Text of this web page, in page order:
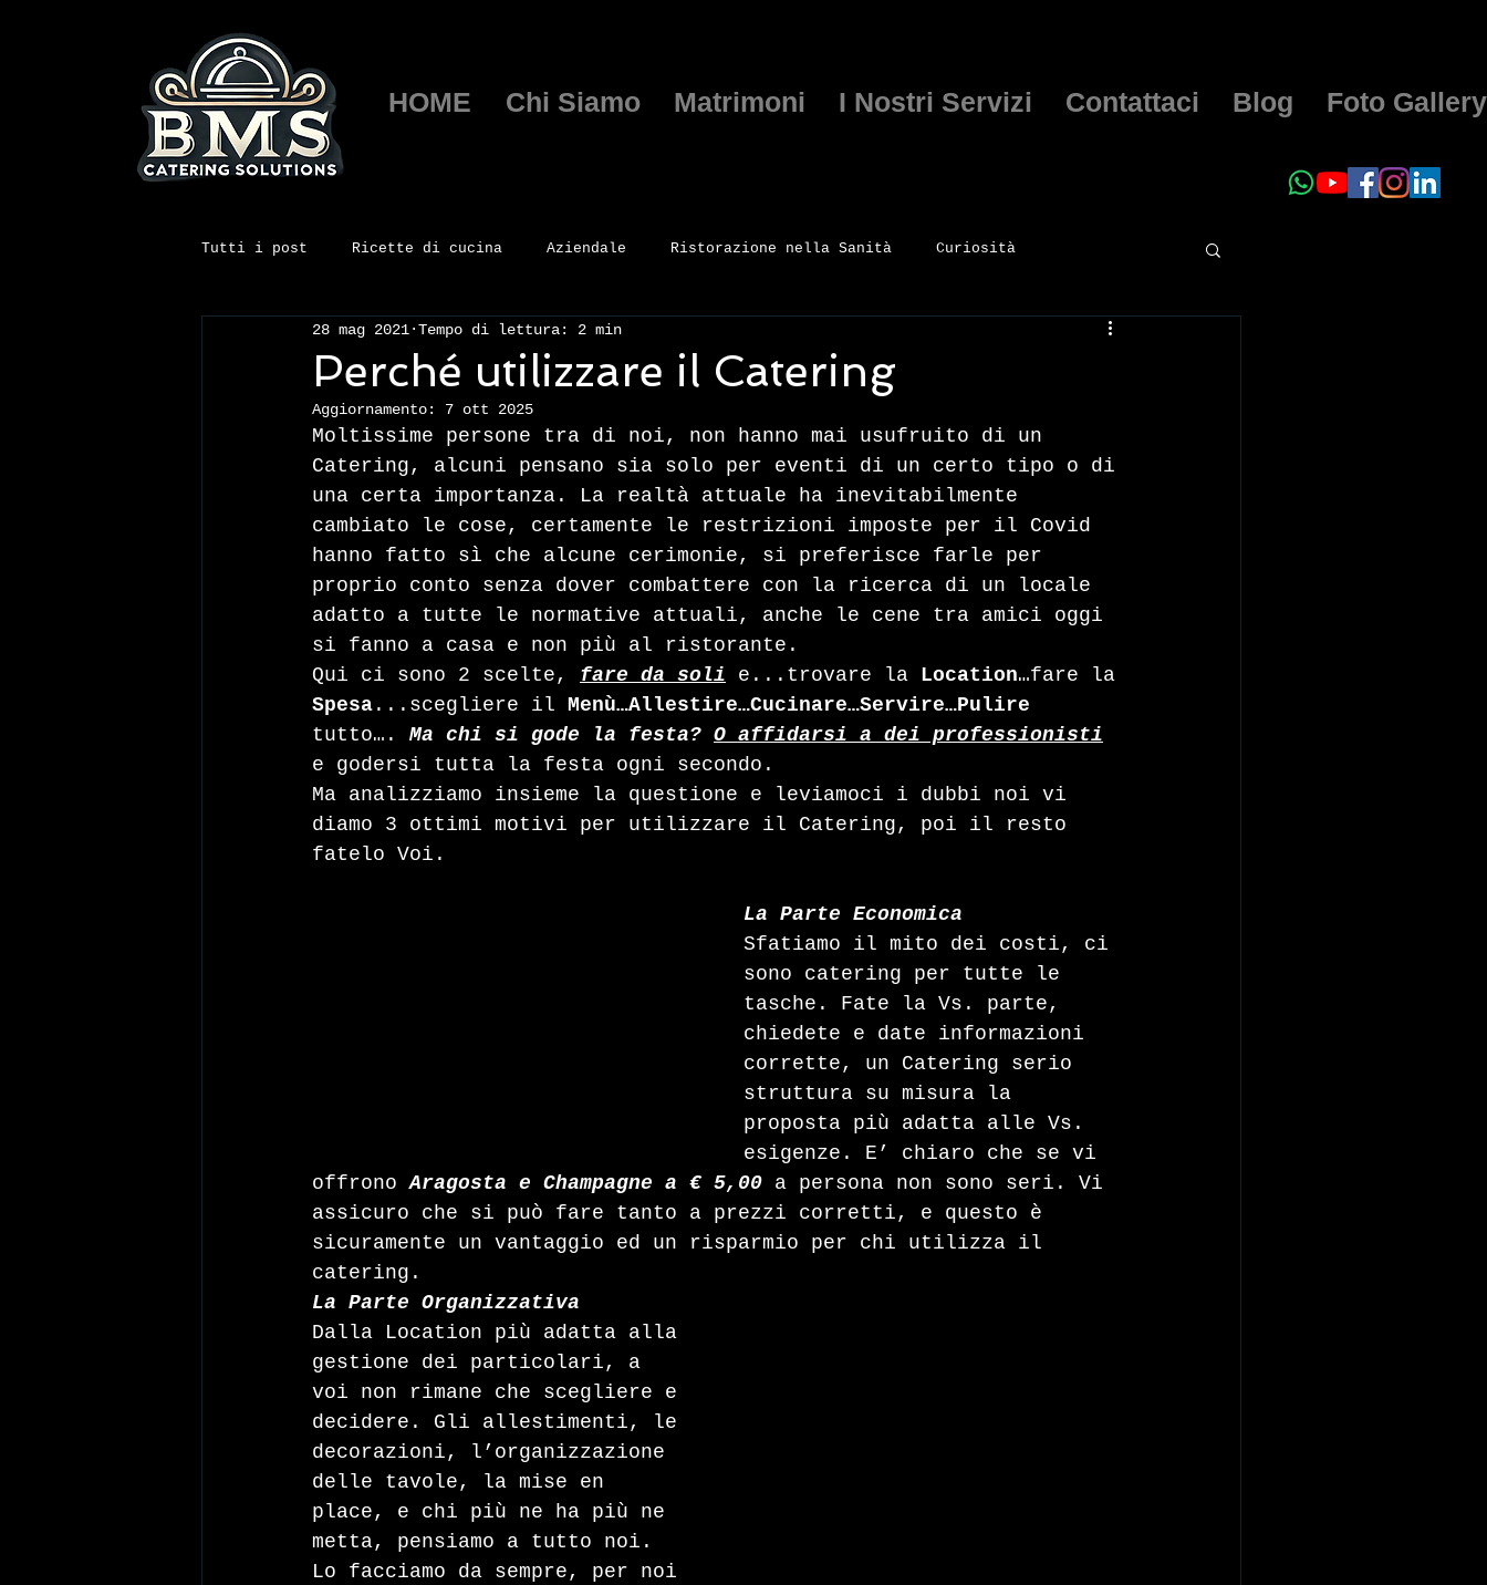
HOME Chi Siamo Matrimoni I Nostri Servizi Contattaci Blog Foto Gallery
Tutti i post Ricette di cucina Aziendale Ristorazione nella Sanità Curiosità
Ristorazione scolastica
Perché utilizzare il Catering
28 mag 2021 Tempo di lettura: 2 min
Aggiornamento: 7 ott 2025
Moltissime persone tra di noi, non hanno mai usufruito di un
Catering, alcuni pensano sia solo per eventi di un certo tipo o di
una certa importanza. La realtà attuale ha inevitabilmente
cambiato le cose, certamente le restrizioni imposte per il Covid
hanno fatto sì che alcune cerimonie, si preferisce farle per
proprio conto senza dover combattere con la ricerca di un locale
adatto a tutte le normative attuali, anche le cene tra amici oggi
si fanno a casa e non più al ristorante.
Qui ci sono 2 scelte, fare da soli e...trovare la Location…fare la
Spesa ...scegliere il Menù…Allestire…Cucinare…Servire…Pulire
tutto…. Ma chi si gode la festa? O affidarsi a dei professionisti
e godersi tutta la festa ogni secondo.
Ma analizziamo insieme la questione e leviamoci i dubbi noi vi
diamo 3 ottimi motivi per utilizzare il Catering, poi il resto
fatelo Voi.
La Parte Economica
Sfatiamo il mito dei costi, ci
sono catering per tutte le
tasche. Fate la Vs. parte,
chiedete e date informazioni
corrette, un Catering serio
struttura su misura la
proposta più adatta alle Vs.
esigenze. E’ chiaro che se vi
offrono Aragosta e Champagne a € 5,00 a persona non sono seri. Vi
assicuro che si può fare tanto a prezzi corretti, e questo è
sicuramente un vantaggio ed un risparmio per chi utilizza il
catering.
La Parte Organizzativa
Dalla Location più adatta alla
gestione dei particolari, a
voi non rimane che scegliere e
decidere. Gli allestimenti, le
decorazioni, l’organizzazione
delle tavole, la mise en
place, e chi più ne ha più ne
metta, pensiamo a tutto noi.
Lo facciamo da sempre, per noi